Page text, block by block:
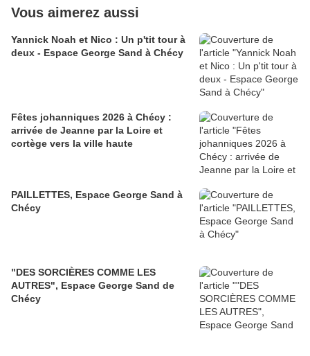
Vous aimerez aussi
Yannick Noah et Nico : Un p'tit tour à
deux - Espace George Sand à Chécy
Fêtes johanniques 2026 à Chécy :
arrivée de Jeanne par la Loire et
cortège vers la ville haute
PAILLETTES, Espace George Sand à
Chécy
"DES SORCIÈRES COMME LES
AUTRES", Espace George Sand de
Chécy